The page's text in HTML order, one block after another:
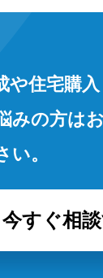
や住宅購
みの方は
い。
今すぐ相